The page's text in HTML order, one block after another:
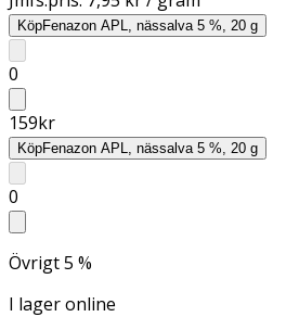
KöpFenazon APL, nässalva 5 %, 20 g
0
159kr
KöpFenazon APL, nässalva 5 %, 20 g
0
Övrigt 5 %
I lager online